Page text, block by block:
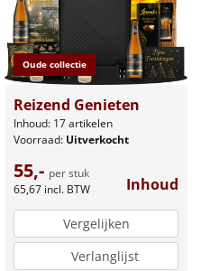
Oude collectie
Reizend Genieten
Inhoud: 17 artikelen
Voorraad: Uitverkocht
55,- per stuk
65,67 incl. BTW Inhoud
Vergelijken
Verlanglijst